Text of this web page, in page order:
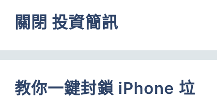
關閉 投資簡訊
教你一鍵封鎖 iPhone 垃